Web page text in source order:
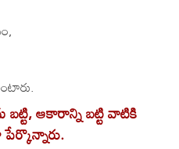
బట్టి, ఆకారాన్ని బట్టి వాటికి